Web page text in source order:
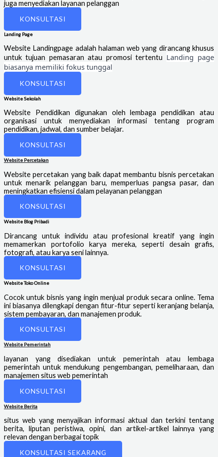
juga menyediakan layanan pelanggan
KONSULTASI
Landing Page
Website Landingpage adalah halaman web yang dirancang khusus
untuk tujuan pemasaran atau promosi tertentu Landing page
biasanya memiliki fokus tunggal
KONSULTASI
Website Sekolah
Website Pendidikan digunakan oleh lembaga pendidikan atau
organisasi untuk menyediakan informasi tentang program
pendidikan, jadwal, dan sumber belajar.
KONSULTASI
Website Percetakan
Website percetakan yang baik dapat membantu bisnis percetakan
untuk menarik pelanggan baru, memperluas pangsa pasar, dan
meningkatkan efisiensi dalam pelayanan pelanggan
KONSULTASI
Website Blog Pribadi
Dirancang untuk individu atau profesional kreatif yang ingin
memamerkan portofolio karya mereka, seperti desain grafis,
fotografi, atau karya seni lainnya.
KONSULTASI
Website Toko Online
Cocok untuk bisnis yang ingin menjual produk secara online. Tema
ini biasanya dilengkapi dengan fitur-fitur seperti keranjang belanja,
sistem pembayaran, dan manajemen produk.
KONSULTASI
Website Pemerintah
layanan yang disediakan untuk pemerintah atau lembaga
pemerintah untuk mendukung pengembangan, pemeliharaan, dan
manajemen situs web pemerintah
KONSULTASI
Website Berita
situs web yang menyajikan informasi aktual dan terkini tentang
berita, liputan peristiwa, opini, dan artikel-artikel lainnya yang
relevan dengan berbagai topik
KONSULTASI SEKARANG